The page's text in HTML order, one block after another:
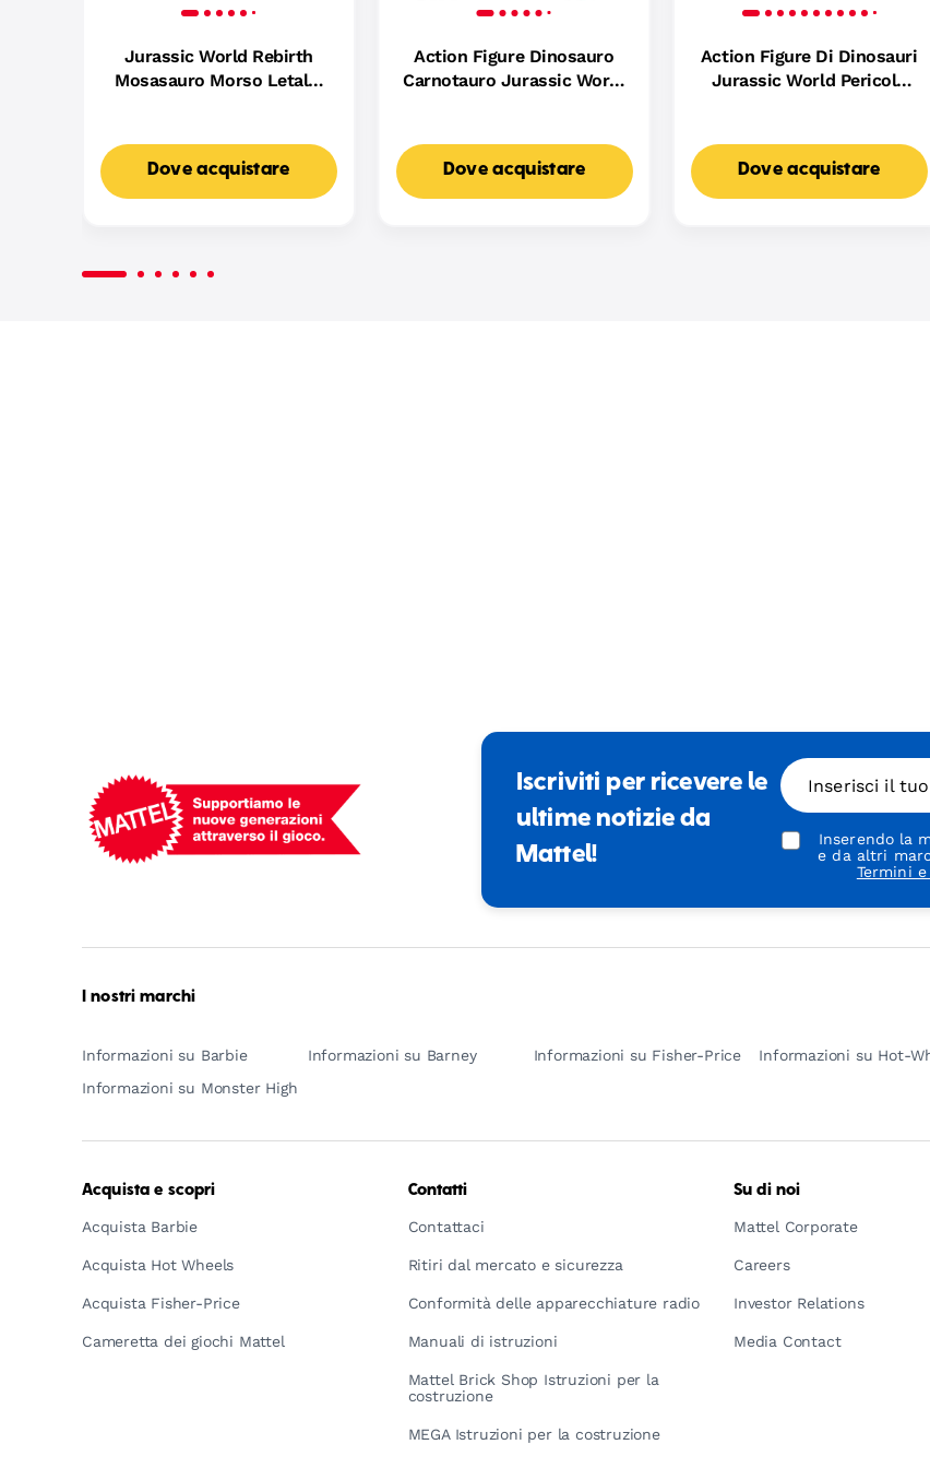
Jurassic World Rebirth
Mosasauro Morso Letale,
Dove acquistare
Action Figure Dinosauro
Carnotauro Jurassic World
Dove acquistare
Action Figure Di Dinosauri
Jurassic World Pericolo
Dove acquistare
Iscriviti per ricevere le
ultime notizie da
Mattel!
Inserisci il
Inserendo la
e da altri
Termini
I nostri marchi
Informazioni su Barbie Informazioni su Barney Informazioni su Fisher-Price Informazioni su Hot-
Informazioni su Monster High
Acquista e scopri
Acquista Barbie
Acquista Hot Wheels
Acquista Fisher-Price
Cameretta dei giochi Mattel
Contatti
Contattaci
Ritiri dal mercato e sicurezza
Conformità delle apparecchiature radio
Manuali di istruzioni
Mattel Brick Shop Istruzioni per la
costruzione
MEGA Istruzioni per la costruzione
Su di noi
Mattel Corporate
Careers
Investor Relations
Media Contact